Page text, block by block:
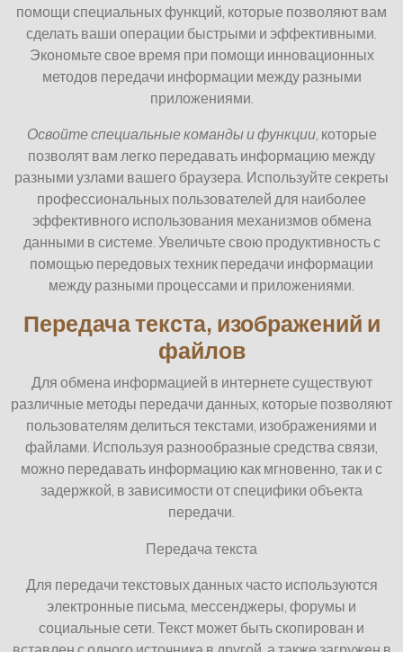
помощи специальных функций, которые позволяют вам
сделать ваши операции быстрыми и эффективными.
Экономьте свое время при помощи инновационных
методов передачи информации между разными
приложениями.
Освойте специальные команды и функции, которые
позволят вам легко передавать информацию между
разными узлами вашего браузера. Используйте секреты
профессиональных пользователей для наиболее
эффективного использования механизмов обмена
данными в системе. Увеличьте свою продуктивность с
помощью передовых техник передачи информации
между разными процессами и приложениями.
Передача текста, изображений и
файлов
Для обмена информацией в интернете существуют
различные методы передачи данных, которые позволяют
пользователям делиться текстами, изображениями и
файлами. Используя разнообразные средства связи,
можно передавать информацию как мгновенно, так и с
задержкой, в зависимости от специфики объекта
передачи.
Передача текста
Для передачи текстовых данных часто используются
электронные письма, мессенджеры, форумы и
социальные сети. Текст может быть скопирован и